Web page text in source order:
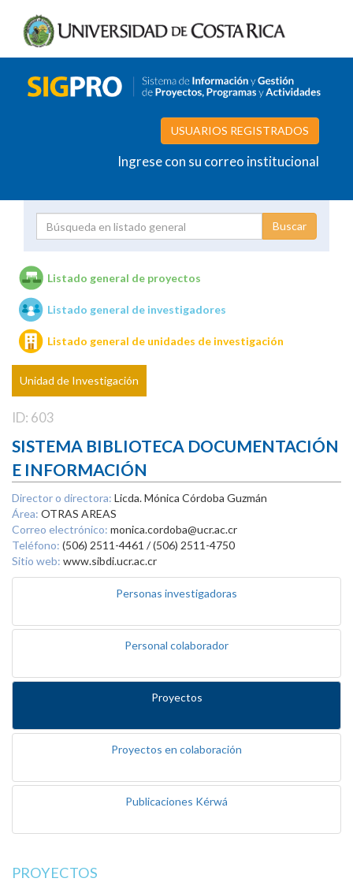
USUARIOS REGISTRADOS
Ingrese con su correo institucional
Unidades de investigación
Listado general de proyectos
Listado general de investigadores
Listado general de unidades de investigación
Unidad de Investigación
ID: 603
SISTEMA BIBLIOTECA DOCUMENTACIÓN
E INFORMACIÓN
Director o directora: Licda. Mónica Córdoba Guzmán
Área: OTRAS AREAS
Correo electrónico: monica.cordoba@ucr.ac.cr
Teléfono: (506) 2511-4461 / (506) 2511-4750
Sitio web: www.sibdi.ucr.ac.cr
Personas investigadoras
Personal colaborador
Proyectos
Proyectos en colaboración
Publicaciones Kérwá
PROYECTOS